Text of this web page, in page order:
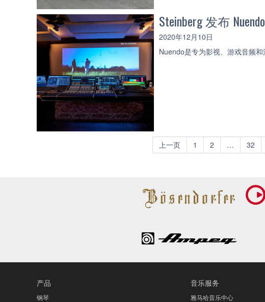
Steinberg 发布
2020年12月10日
Nuendo是专为影视、游戏音频
上一页 1 2 … 32
产品
钢琴
音乐服务
雅马哈音乐中心